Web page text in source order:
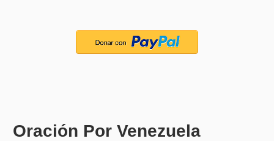
Oración Por Venezuela